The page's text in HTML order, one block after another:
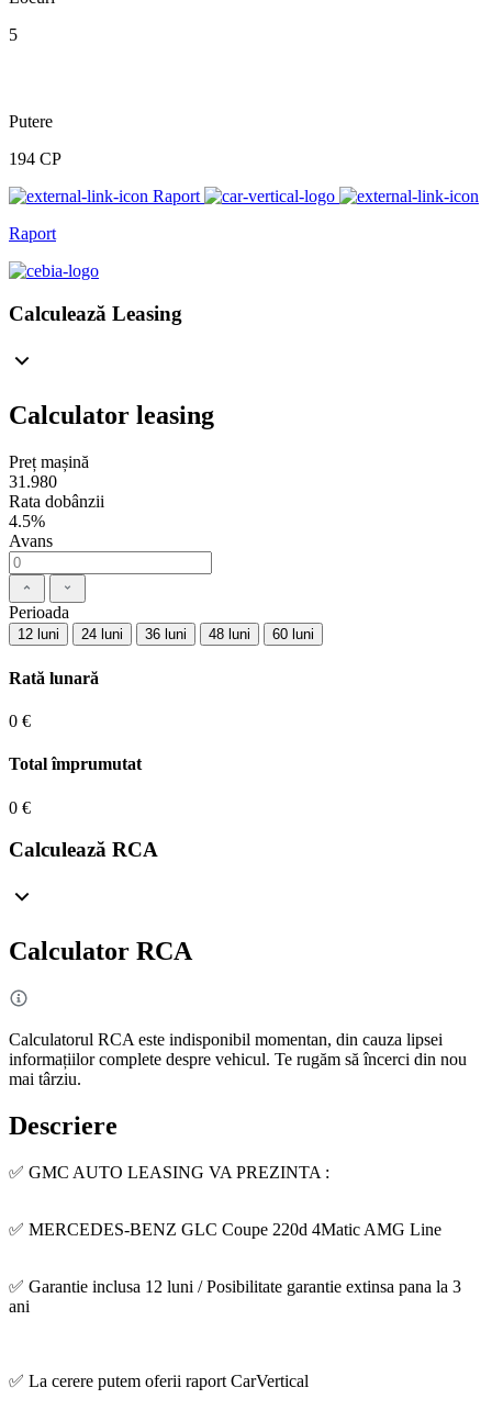
5
Putere
194 CP
Raport
Raport
Calculează Leasing
Calculator leasing
Preț mașină
31.980
Rata dobânzii
4.5%
Avans
Perioada
12 luni 24 luni 36 luni 48 luni 60 luni
Rată lunară
0 €
Total împrumutat
0 €
Calculează RCA
Calculator RCA
Calculatorul RCA este indisponibil momentan, din cauza lipsei
informațiilor complete despre vehicul. Te rugăm să încerci din nou
mai târziu.
Descriere
✅ GMC AUTO LEASING VA PREZINTA :
✅ MERCEDES-BENZ GLC Coupe 220d 4Matic AMG Line
✅ Garantie inclusa 12 luni / Posibilitate garantie extinsa pana la 3
ani
✅ La cerere putem oferii raport CarVertical